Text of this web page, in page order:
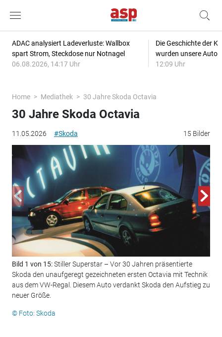
ADAC analysiert Ladeverluste: Wallbox
spart Strom, Steckdose nur Notnagel
06.08.2026, 14:17 Uhr
Die Geschichte der
wurden unsere
12:09 Uhr
Home Mediathek 30 Jahre Skoda Octavia
11.05.2026 #Skoda 15 Bilder
30 Jahre Skoda Octavia
Bild 1 von 15:Stiller Superstar – Vor 30 Jahren präsentierte
Skoda den unaufgeregt gezeichneten ersten Octavia mit Technik
aus dem VW-Regal. Diesem Auto verdankt Skoda den Aufstieg zu
neuer Größe.
© Foto: Skoda